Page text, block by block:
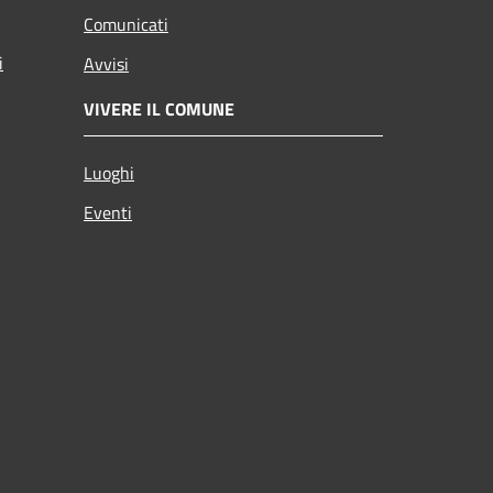
Comunicati
Avvisi
VIVERE IL COMUNE
Luoghi
Eventi